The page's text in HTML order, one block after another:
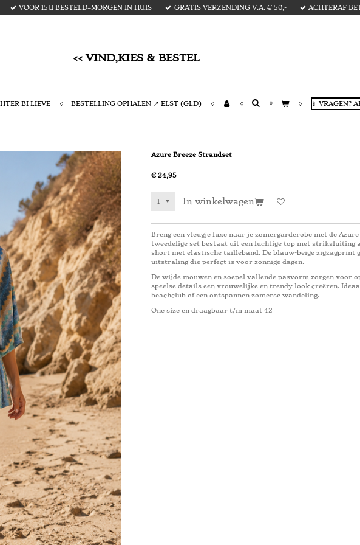
VOOR 15U BESTELD=MORGEN IN HUIS GRATIS VERZENDING V.A. € 50,- ACHTERAF
<< VIND,KIES & BESTEL
BI LIEVE BESTELLING OPHALEN 📍 ELST (GLD) 📱 VRAGEN?
Azure Breeze Strandset
€ 24,95
In winkelwagen
Breng een vleugje luxe naar je zomergarderobe met de
tweedelige set bestaat uit een luchtige top met striksluiting
short met elastische tailleband. De blauw-beige zigzagprint
uitstraling die perfect is voor zonnige dagen.
De wijde mouwen en soepel vallende pasvorm zorgen
speelse details een vrouwelijke en trendy look creëren.
beachclub of een ontspannen zomerse wandeling.
One size en draagbaar t/m maat 42